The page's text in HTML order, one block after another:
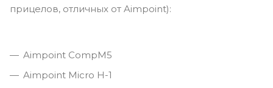
прицелов, отличных от Aimpoint):
Aimpoint CompM5
Aimpoint Micro H-1